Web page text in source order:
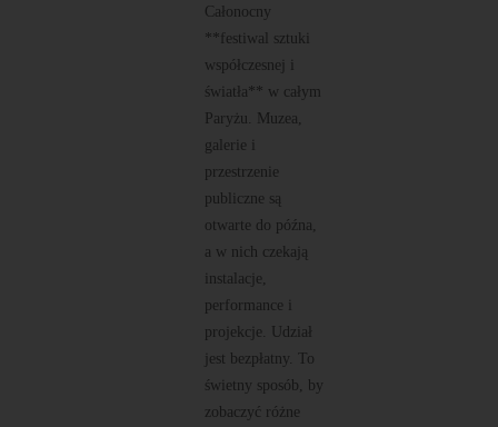
Całonocny
**festiwal sztuki
współczesnej i
światła** w całym
Paryżu. Muzea,
galerie i
przestrzenie
publiczne są
otwarte do późna,
a w nich czekają
instalacje,
performance i
projekcje. Udział
jest bezpłatny. To
świetny sposób, by
zobaczyć różne